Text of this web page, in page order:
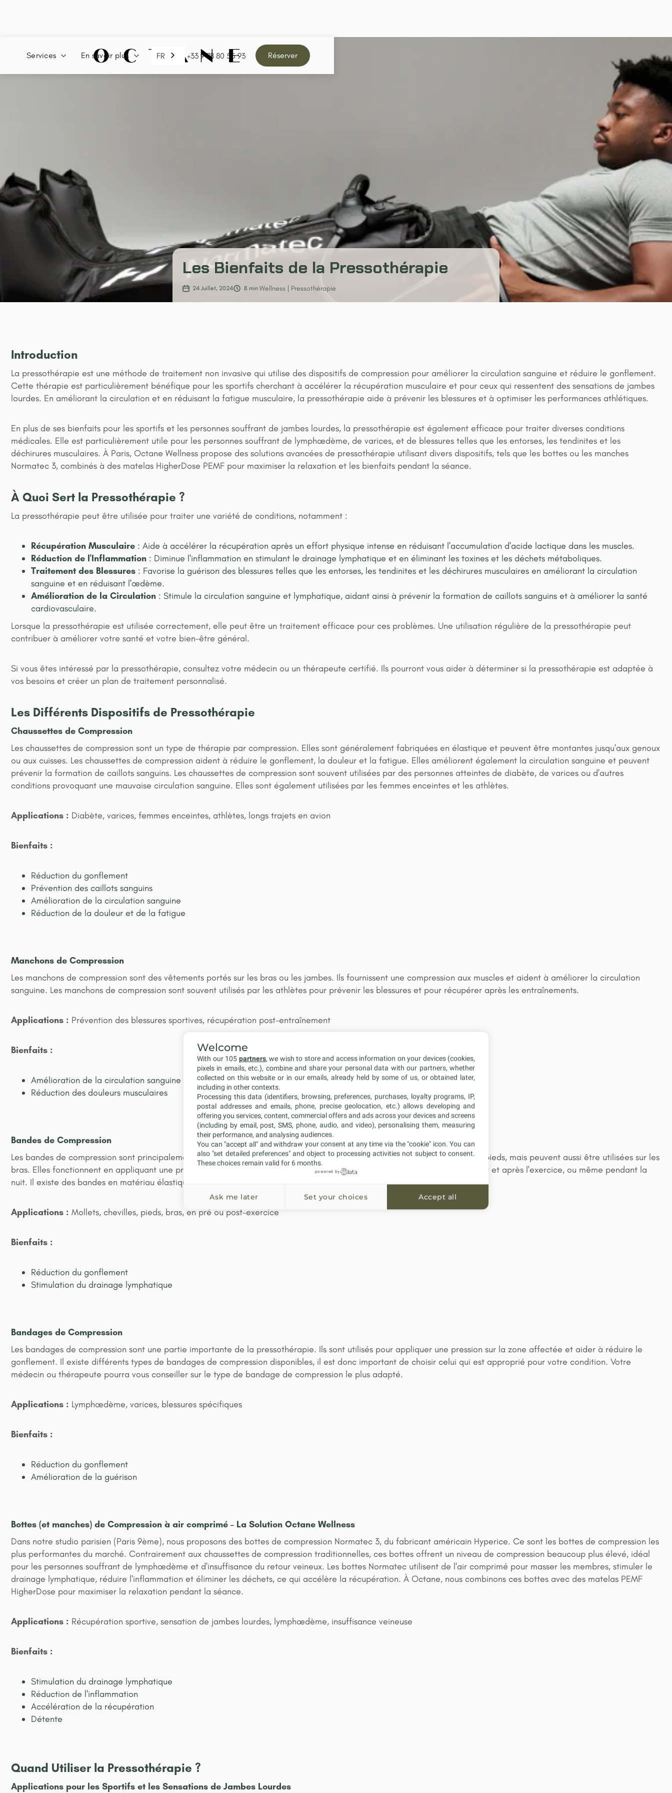
Services En savoir plus FR +33 9 78 80 55 93 Réserver
Les Bienfaits de la Pressothérapie
24 Juillet, 2024 8 min Wellness Pressothérapie
Introduction
La pressothérapie est une méthode de traitement non invasive qui utilise des dispositifs de compression pour améliorer la circulation sanguine et réduire le gonflement.
Cette thérapie est particulièrement bénéfique pour les sportifs cherchant à accélérer la récupération musculaire et pour ceux qui ressentent des sensations de jambes
lourdes. En améliorant la circulation et en réduisant la fatigue musculaire, la pressothérapie aide à prévenir les blessures et à optimiser les performances athlétiques.
En plus de ses bienfaits pour les sportifs et les personnes souffrant de jambes lourdes, la pressothérapie est également efficace pour traiter diverses conditions
médicales. Elle est particulièrement utile pour les personnes souffrant de lymphœdème, de varices, et de blessures telles que les entorses, les tendinites et les
déchirures musculaires. À Paris, Octane Wellness propose des solutions avancées de pressothérapie utilisant divers dispositifs, tels que les bottes ou les manches
Normatec 3, combinés à des matelas HigherDose PEMF pour maximiser la relaxation et les bienfaits pendant la séance.
À Quoi Sert la Pressothérapie ?
La pressothérapie peut être utilisée pour traiter une variété de conditions, notamment :
Récupération Musculaire : Aide à accélérer la récupération après un effort physique intense en réduisant l'accumulation d'acide lactique dans les muscles.
Réduction de l'Inflammation : Diminue l'inflammation en stimulant le drainage lymphatique et en éliminant les toxines et les déchets métaboliques.
Traitement des Blessures : Favorise la guérison des blessures telles que les entorses, les tendinites et les déchirures musculaires en améliorant la circulation
sanguine et en réduisant l'œdème.
Amélioration de la Circulation : Stimule la circulation sanguine et lymphatique, aidant ainsi à prévenir la formation de caillots sanguins et à améliorer la santé
cardiovasculaire.
Lorsque la pressothérapie est utilisée correctement, elle peut être un traitement efficace pour ces problèmes. Une utilisation régulière de la pressothérapie peut
contribuer à améliorer votre santé et votre bien-être général.
Si vous êtes intéressé par la pressothérapie, consultez votre médecin ou un thérapeute certifié. Ils pourront vous aider à déterminer si la pressothérapie est adaptée à
vos besoins et créer un plan de traitement personnalisé.
Les Différents Dispositifs de Pressothérapie
Chaussettes de Compression
Les chaussettes de compression sont un type de thérapie par compression. Elles sont généralement fabriquées en élastique et peuvent être montantes jusqu'aux genoux
ou aux cuisses. Les chaussettes de compression aident à réduire le gonflement, la douleur et la fatigue. Elles améliorent également la circulation sanguine et peuvent
prévenir la formation de caillots sanguins. Les chaussettes de compression sont souvent utilisées par des personnes atteintes de diabète, de varices ou d'autres
conditions provoquant une mauvaise circulation sanguine. Elles sont également utilisées par les femmes enceintes et les athlètes.
Applications : Diabète, varices, femmes enceintes, athlètes, longs trajets en avion
Bienfaits :
Réduction du gonflement
Prévention des caillots sanguins
Amélioration de la circulation sanguine
Réduction de la douleur et de la fatigue
Manchons de Compression
Les manchons de compression sont des vêtements portés sur les bras ou les jambes. Ils fournissent une compression aux muscles et aident à améliorer la circulation
sanguine. Les manchons de compression sont souvent utilisés par les athlètes pour prévenir les blessures et pour récupérer après les entraînements.
Applications : Prévention des blessures sportives, récupération post-entraînement
Bienfaits :
Amélioration de la circulation sanguine
Réduction des douleurs musculaires
Bandes de Compression
Les bandes de compression sont principalement utilisées sur les membres inférieurs, tels que les mollets, les chevilles et les pieds, mais peuvent aussi être utilisées sur les
bras. Elles fonctionnent en appliquant une pression sur le membre pour réduire le gonflement et peuvent être portées avant et après l'exercice, ou même pendant la
nuit. Il existe des bandes en matériau élastique et des bandes avec fermetures Velcro.
Applications : Mollets, chevilles, pieds, bras, en pré ou post-exercice
Bienfaits :
Réduction du gonflement
Stimulation du drainage lymphatique
Bandages de Compression
Les bandages de compression sont une partie importante de la pressothérapie. Ils sont utilisés pour appliquer une pression sur la zone affectée et aider à réduire le
gonflement. Il existe différents types de bandages de compression disponibles, il est donc important de choisir celui qui est approprié pour votre condition. Votre
médecin ou thérapeute pourra vous conseiller sur le type de bandage de compression le plus adapté.
Applications : Lymphœdème, varices, blessures spécifiques
Bienfaits :
Réduction du gonflement
Amélioration de la guérison
Bottes (et manches) de Compression à air comprimé – La Solution Octane Wellness
Dans notre studio parisien (Paris 9ème), nous proposons des bottes de compression Normatec 3, du fabricant américain Hyperice. Ce sont les bottes de compression les
plus performantes du marché. Contrairement aux chaussettes de compression traditionnelles, ces bottes offrent un niveau de compression beaucoup plus élevé, idéal
pour les personnes souffrant de lymphœdème et d'insuffisance du retour veineux. Les bottes Normatec utilisent de l'air comprimé pour masser les membres, stimuler le
drainage lymphatique, réduire l'inflammation et éliminer les déchets, ce qui accélère la récupération. À Octane, nous combinons ces bottes avec des matelas PEMF
HigherDose pour maximiser la relaxation pendant la séance.
Applications : Récupération sportive, sensation de jambes lourdes, lymphœdème, insuffisance veineuse
Bienfaits :
Stimulation du drainage lymphatique
Réduction de l'inflammation
Accélération de la récupération
Détente
Quand Utiliser la Pressothérapie ?
Applications pour les Sportifs et les Sensations de Jambes Lourdes
Welcome
With our 105 partners, we wish to store and access information on your devices (cookies,
pixels in emails, etc.), combine and share your personal data with our partners, whether
collected on this website or in our emails, already held by some of us, or obtained later,
including in other contexts.
Processing this data (identifiers, browsing, preferences, purchases, loyalty programs, IP,
postal addresses and emails, phone, precise geolocation, etc.) allows developing and
offering you services, content, commercial offers and ads across your devices and screens
(including by email, post, SMS, phone, audio, and video), personalising them, measuring
their performance, and analysing audiences.
You can "accept all" and withdraw your consent at any time via the "cookie" icon. You can
also "set detailed preferences" and object to processing activities not subject to consent.
These choices remain valid for 6 months.
powered by
Ask me later Set your choices Accept all